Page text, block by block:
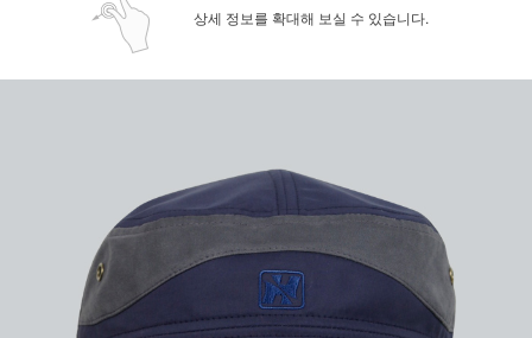
상세 정보를 확대해 보실 수 있습니다.